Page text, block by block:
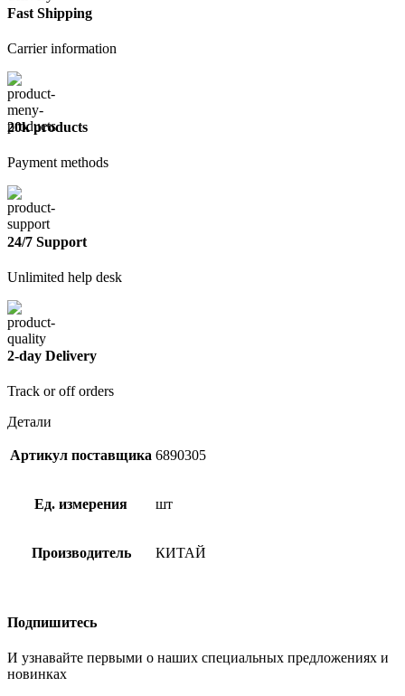
Fast Shipping
Carrier information
20k products
Payment methods
24/7 Support
Unlimited help desk
2-day Delivery
Track or off orders
Детали
Артикул поставщика 6890305
Ед. измерения шт
Производитель КИТАЙ
Подпишитесь
И узнавайте первыми о наших специальных предложениях и
новинках